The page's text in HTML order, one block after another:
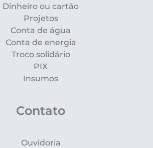
Dinheiro ou cartão
Projetos
Conta de água
Conta de energia
Troco solidário
PIX
Insumos
Contato
Ouvidoria